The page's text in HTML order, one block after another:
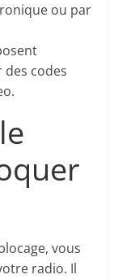
ou par
codes
vous
radio. Il